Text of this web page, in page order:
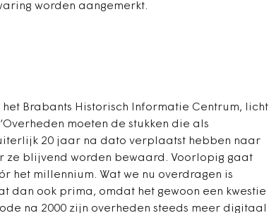
worden aangemerkt.
Brabants Historisch Informatie Centrum, licht
moeten de stukken die als
20 jaar na dato verplaatst hebben naar
ze blijvend worden bewaard. Voorlopig gaat
het millennium. Wat we nu overdragen is
dan ook prima, omdat het gewoon een kwestie
na 2000 zijn overheden steeds meer digitaal